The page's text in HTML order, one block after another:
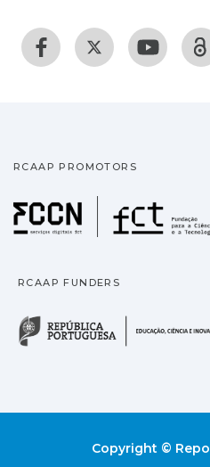
RCAAP PROMOTORS
RCAAP FUNDERS
Copyright ©